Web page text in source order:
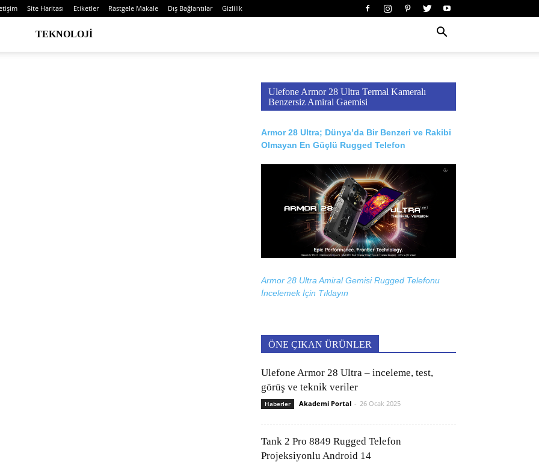
Site Haritası Etiketler Rastgele Makale Dış Bağlantılar Gizlilik
TEKNOLOJI
Ulefone Armor 28 Ultra Termal Kameralı
Benzersiz Amiral Gaemisi
Armor 28 Ultra; Dünya’da Bir Benzeri ve Rakibi
Olmayan En Güçlü Rugged Telefon
Armor 28 Ultra Amiral Gemisi Rugged Telefonu
İncelemek İçin Tıklayın
ÖNE ÇIKAN ÜRÜNLER
Ulefone Armor 28 Ultra – inceleme, test,
görüş ve teknik veriler
Haberler Akademi Portal - 26 Ocak 2025
Tank 2 Pro 8849 Rugged Telefon
Projeksiyonlu Android 14